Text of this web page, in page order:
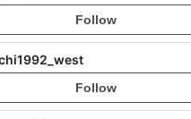
Follow
Follow